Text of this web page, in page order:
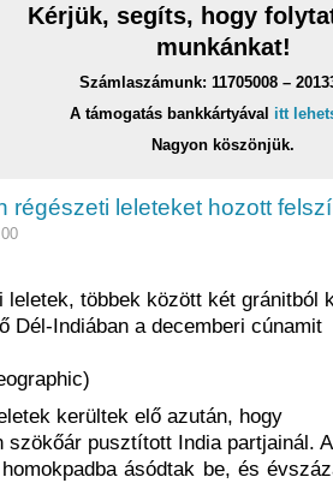
Kérjük, segíts, hogy
munkánkat!
Számlaszámunk: 11705008 –
A támogatás bankkártyával itt
Nagyon köszönjük.
régészeti leleteket hozott
leletek, többek között két gránitból
Dél-Indiában a decemberi cúnamit
kerültek elő azután, hogy
szökőár pusztított India partjainál.
ásódtak be, és